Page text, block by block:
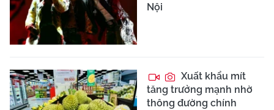
Nội
Xuất khẩu mít
tăng trưởng mạnh nhờ
thông đường chính